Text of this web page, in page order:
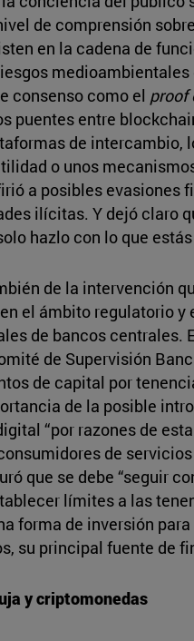
de comprensión
en la cadena de
consenso como el proof
puentes entre
de intercambio,
o unos
a posibles evasiones
ilícitas. Y dejó claro
hazlo con lo que
de la intervención
el ámbito regulatorio
de bancos centrales.
de Supervisión
de capital por
de la posible
“por razones de
de
que se debe “seguir
límites a las
forma de inversión
su principal fuente de
y criptomonedas